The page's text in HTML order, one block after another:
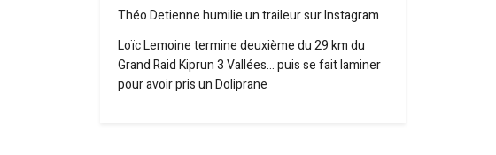
Théo Detienne humilie un traileur sur Instagram
Loïc Lemoine termine deuxième du 29 km du
Grand Raid Kiprun 3 Vallées… puis se fait laminer
pour avoir pris un Doliprane